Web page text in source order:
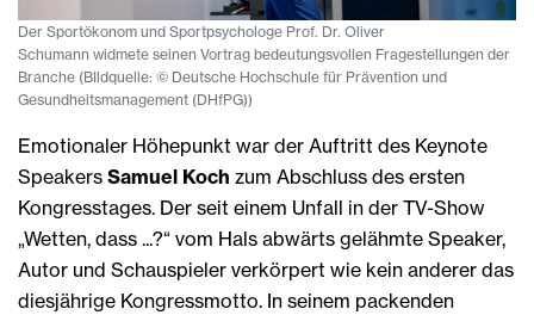
Der Sportökonom und Sportpsychologe Prof. Dr. Oliver
Schumann widmete seinen Vortrag bedeutungsvollen Fragestellungen der
Branche (BIldquelle: © Deutsche Hochschule für Prävention und
Gesundheitsmanagement (DHfPG))
Emotionaler Höhepunkt war der Auftritt des Keynote
Speakers Samuel Koch zum Abschluss des ersten
Kongresstages. Der seit einem Unfall in der TV-Show
„Wetten, dass ...?“ vom Hals abwärts gelähmte Speaker,
Autor und Schauspieler verkörpert wie kein anderer das
diesjährige Kongressmotto. In seinem packenden